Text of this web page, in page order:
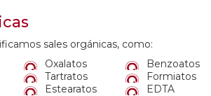
sales orgánicas, como:
Oxalatos
Tartratos
Estearatos
Benzoatos
Formiatos
EDTA